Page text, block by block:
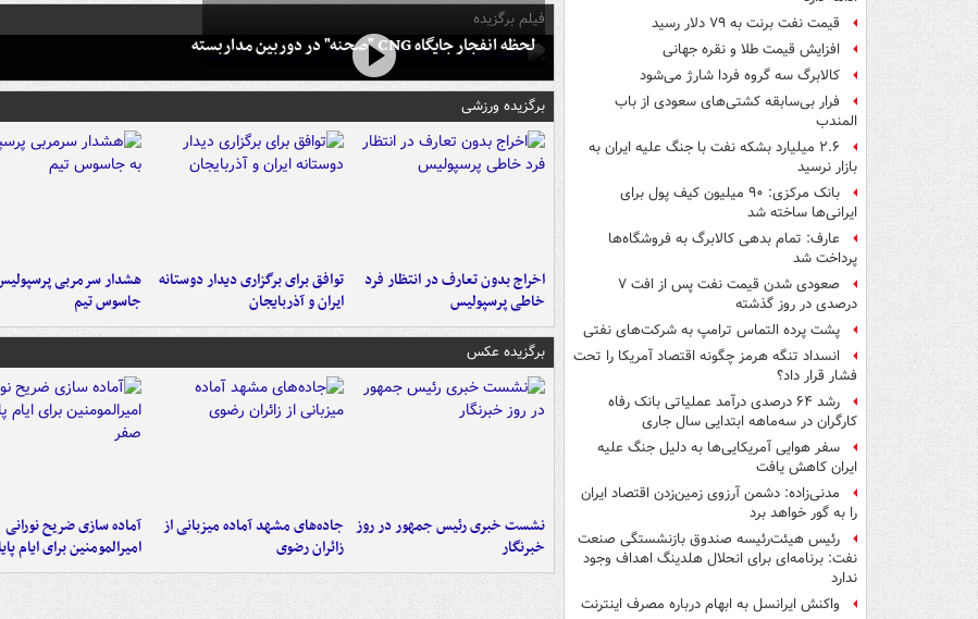
قیمت نفت برنت به ۷۹ دلار رسید
افزایش قیمت طلا و نقره جهانی
کالابرگ سه گروه فردا شارژ می‌شود
فرار بی‌سابقه کشتی‌های سعودی از باب
المندب
۲.۶ میلیارد بشکه نفت با جنگ علیه ایران به
بازار نرسید
بانک مرکزی: ۹۰ میلیون کیف پول برای
ایرانی‌ها ساخته شد
عارف: تمام بدهی کالابرگ به فروشگاه‌ها
پرداخت شد
صعودی شدن قیمت نفت پس از افت ۷
درصدی در روز گذشته
پشت پرده التماس ترامپ به شرکت‌های نفتی
انسداد تنگه هرمز چگونه اقتصاد آمریکا را تحت
فشار قرار داد؟
رشد ۶۴ درصدی درآمد عملیاتی بانک رفاه
کارگران در سه‌ماهه ابتدایی سال جاری
سفر هوایی آمریکایی‌ها به دلیل جنگ علیه
ایران کاهش یافت
مدنی‌زاده: دشمن آرزوی زمین‌زدن اقتصاد ایران
را به گور خواهد برد
رئیس هیئت‌رئیسه صندوق بازنشستگی صنعت
نفت: برنامه‌ای برای انحلال هلدینگ اهداف وجود
ندارد
واکنش ایرانسل به ابهام درباره مصرف اینترنت
فیلم برگزیده
لحظه انفجار جایگاه CNG "صحنه" در دوربین مداربسته
برگزیده ورزشی
اخراج بدون تعارف در انتظار فرد
خاطی پرسپولیس
توافق برای برگزاری دیدار دوستانه
ایران و آذربایجان
هشدار سرمربی
جاسوس تیم
برگزیده عکس
نشست خبری رئیس جمهور در روز
خبرنگار
جاده‌های مشهد آماده میزبانی از
زائران رضوی
آماده سازی ضریح نورانی
امیرالمومنین برای ایام